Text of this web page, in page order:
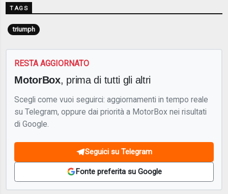
TAGS
triumph
RESTA AGGIORNATO
MotorBox, prima di tutti gli altri
Scegli come vuoi seguirci: aggiornamenti in tempo reale
su Telegram, oppure dai priorità a MotorBox nei risultati
di Google.
Seguici su Telegram
Fonte preferita su Google